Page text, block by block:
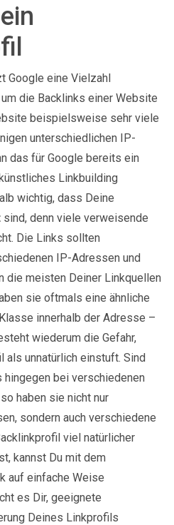
Google eine Vielzahl
die Backlinks einer Website
beispielsweise sehr viele
unterschiedlichen IP-
das für Google bereits ein
Linkbuilding
wichtig, dass Deine
sind, denn viele verweisende
Die Links sollten
IP-Adressen und
die meisten Deiner Linkquellen
sie oftmals eine ähnliche
innerhalb der Adresse –
wiederum die Gefahr,
als unnatürlich einstuft. Sind
bei verschiedenen
haben sie nicht nur
sondern auch verschiedene
viel natürlicher
kannst Du mit dem
auf einfache Weise
es Dir, geeignete
Deines Linkprofils